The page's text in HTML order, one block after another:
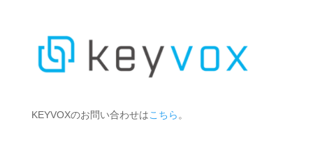
KEYVOXのお問い合わせはこちら 。